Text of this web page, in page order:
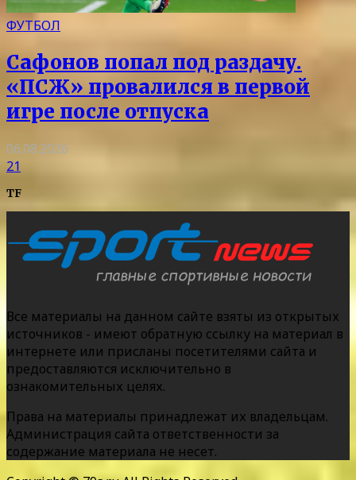
ФУТБОЛ
Сафонов попал под раздачу.
«ПСЖ» провалился в первой
игре после отпуска
06.08.2026
21
TF
Все материалы на данном сайте взяты из открытых
источников - имеют обратную ссылку на материал в
интернете или присланы посетителями сайта и
предоставляются исключительно в
ознакомительных целях.
Права на материалы принадлежат их владельцам.
Администрация сайта ответственности за
содержание материала не несет.